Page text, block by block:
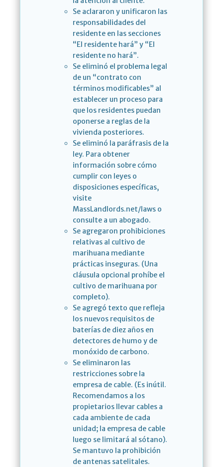
Se aclararon y unificaron las
responsabilidades del
residente en las secciones
“El residente hará” y “El
residente no hará”.
Se eliminó el problema legal
de un “contrato con
términos modificables” al
establecer un proceso para
que los residentes puedan
oponerse a reglas de la
vivienda posteriores.
Se eliminó la paráfrasis de la
ley. Para obtener
información sobre cómo
cumplir con leyes o
disposiciones específicas,
visite
MassLandlords.net/laws o
consulte a un abogado.
Se agregaron prohibiciones
relativas al cultivo de
marihuana mediante
prácticas inseguras. (Una
cláusula opcional prohíbe el
cultivo de marihuana por
completo).
Se agregó texto que refleja
los nuevos requisitos de
baterías de diez años en
detectores de humo y de
monóxido de carbono.
Se eliminaron las
restricciones sobre la
empresa de cable. (Es inútil.
Recomendamos a los
propietarios llevar cables a
cada ambiente de cada
unidad; la empresa de cable
luego se limitará al sótano).
Se mantuvo la prohibición
de antenas satelitales.